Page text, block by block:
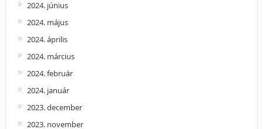
2024. június
2024. május
2024. április
2024. március
2024. február
2024. január
2023. december
2023. november